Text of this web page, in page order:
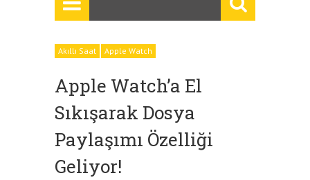
Akıllı Saat Apple Watch
Apple Watch’a El
Sıkışarak Dosya
Paylaşımı Özelliği
Geliyor!